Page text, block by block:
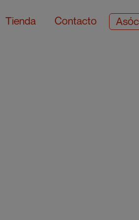
Tienda Contacto